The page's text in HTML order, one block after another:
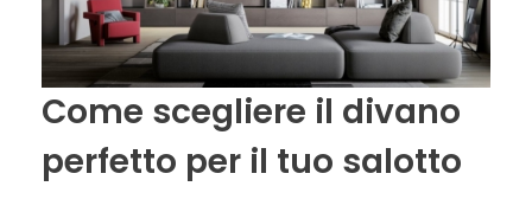
Come scegliere il divano
perfetto per il tuo salotto